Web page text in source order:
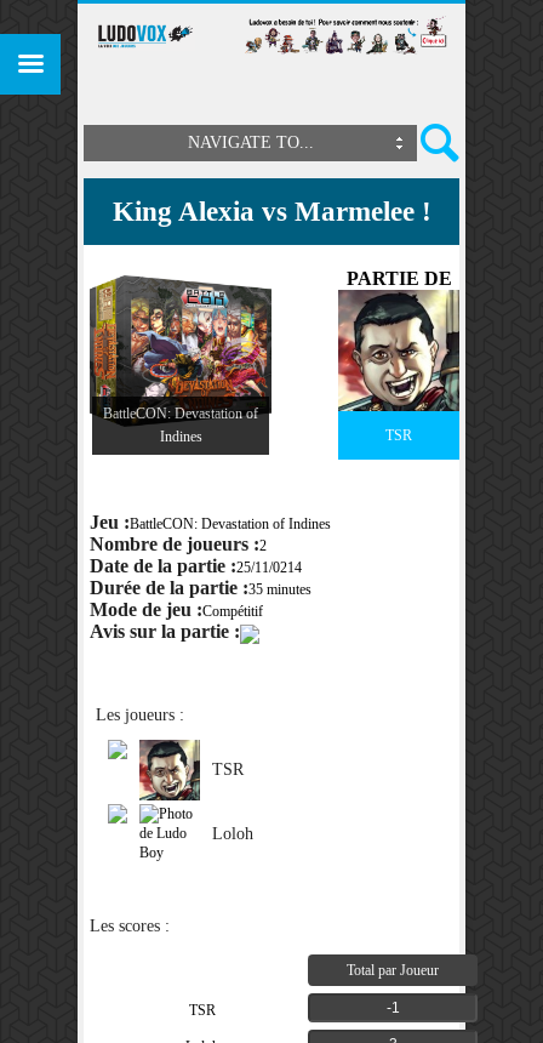
NAVIGATE TO...
King Alexia vs Marmelee !
BattleCON: Devastation of
Indines
PARTIE DE
TSR
Jeu :BattleCON: Devastation of Indines
Nombre de joueurs :2
Date de la partie :25/11/0214
Durée de la partie :35 minutes
Mode de jeu :Compétitif
Avis sur la partie :
Les joueurs :
TSR
Loloh
Les scores :
Total par Joueur